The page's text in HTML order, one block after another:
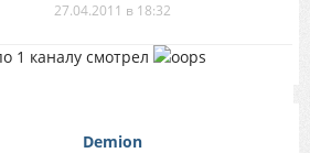
27.04.2011 в 18:32
1 каналу смотрел
Demion